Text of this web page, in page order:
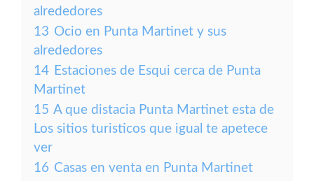
alrededores
13 Ocio en Punta Martinet y sus
alrededores
14 Estaciones de Esqui cerca de Punta
Martinet
15 A que distacia Punta Martinet esta de
Los sitios turisticos que igual te apetece
ver
16 Casas en venta en Punta Martinet